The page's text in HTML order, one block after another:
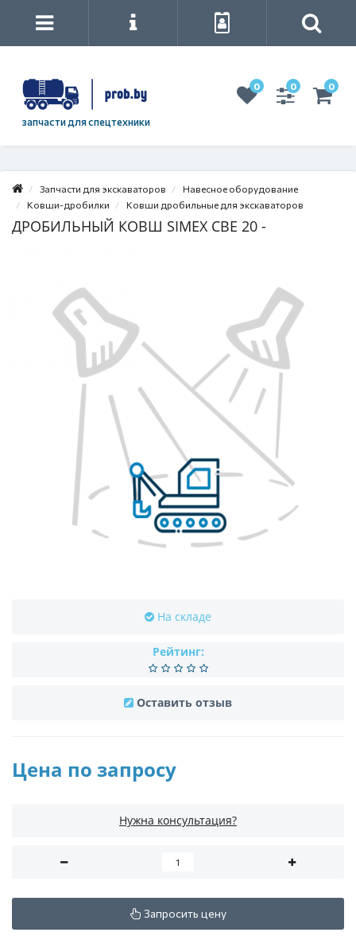
запчасти для спецтехники
0 0 0
Запчасти для экскаваторов
Навесное оборудование
Ковши-дробилки
Ковши дробильные для экскаваторов
ДРОБИЛЬНЫЙ КОВШ SIMEX CBE 20 -
На складе
Рейтинг:
Оставить отзыв
Цена по запросу
Нужна консультация?
Запросить цену